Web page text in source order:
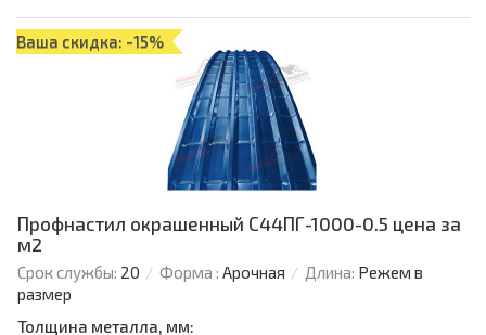
Ваша скидка: -15%
Профнастил окрашенный С44ПГ-1000-0.5 цена за
м2
Срок службы: 20 Форма : Арочная Длина: Режем в
размер
Толщина металла, мм: